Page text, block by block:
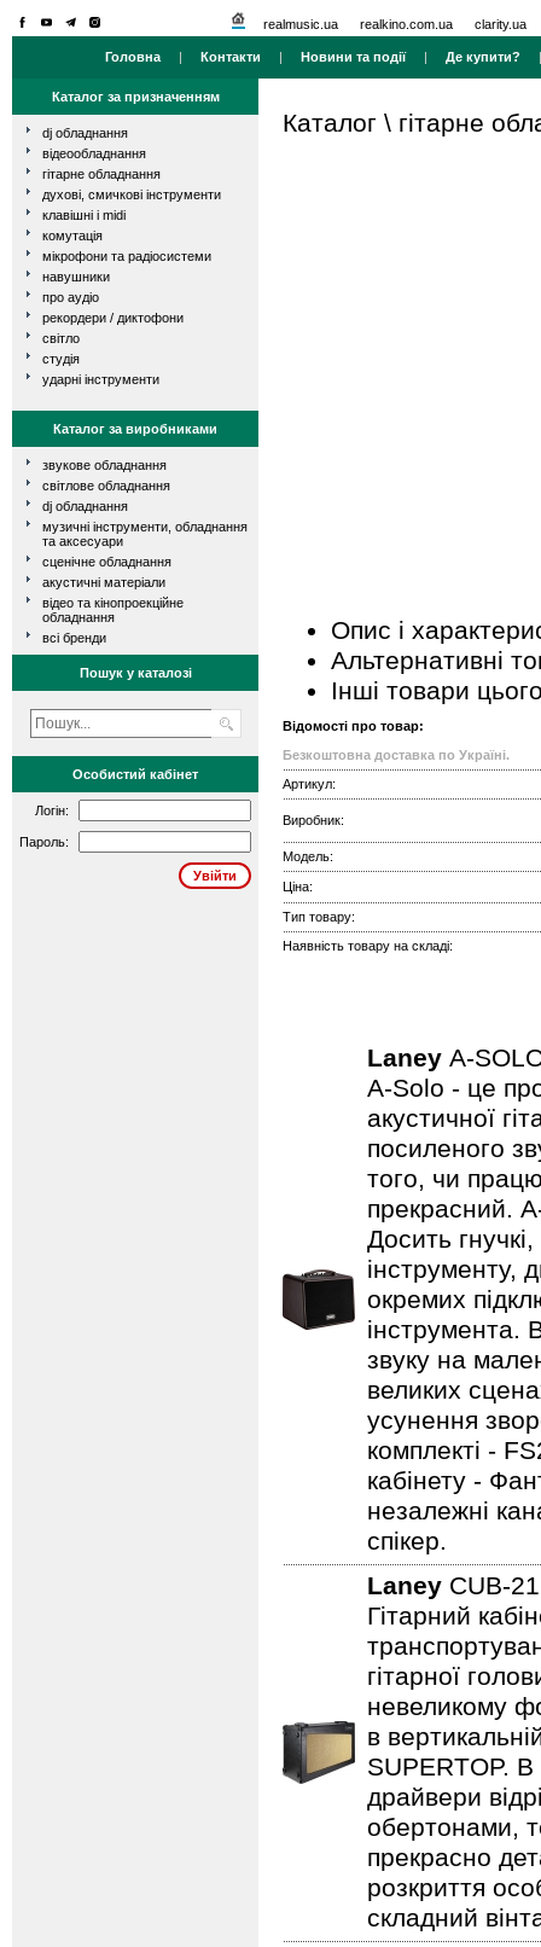
realmusic.ua realkino.com.ua clarity.ua
Головна | Контакти | Новини та події| Де купити?
Каталог за призначенням
dj обладнання
відеообладнання
гітарне обладнання
духові, смичкові інструменти
клавішні і midi
комутація
мікрофони та радіосистеми
навушники
про аудіо
рекордери / диктофони
світло
студія
ударні інструменти
Каталог за виробниками
звукове обладнання
світлове обладнання
dj обладнання
музичні інструменти, обладнання
та аксесуари
сценічне обладнання
акустичні матеріали
відео та кінопроекційне
обладнання
всі бренди
Пошук у каталозі
Особистий кабінет
Логін:
Пароль:
Каталог \ гітарне
Опис і
Альтернативні
Інші товари
Відомості про товар:
Безкоштовна доставка по Україні.
Артикул:
Виробник:
Модель:
Ціна:
Тип товару:
Наявність товару на складі:
Laney A-
A-Solo - це
акустичної
посиленого
того, чи
прекрасний.
Досить
інструменту,
окремих
інструмента.
звуку на
великих
усунення
комплекті -
кабінету -
незалежні
спікер.
Laney CUB-
Гітарний
гітарної
невеликому
в
SUPERTOP. В
драйвери
обертонами,
прекрасно
розкриття
складний